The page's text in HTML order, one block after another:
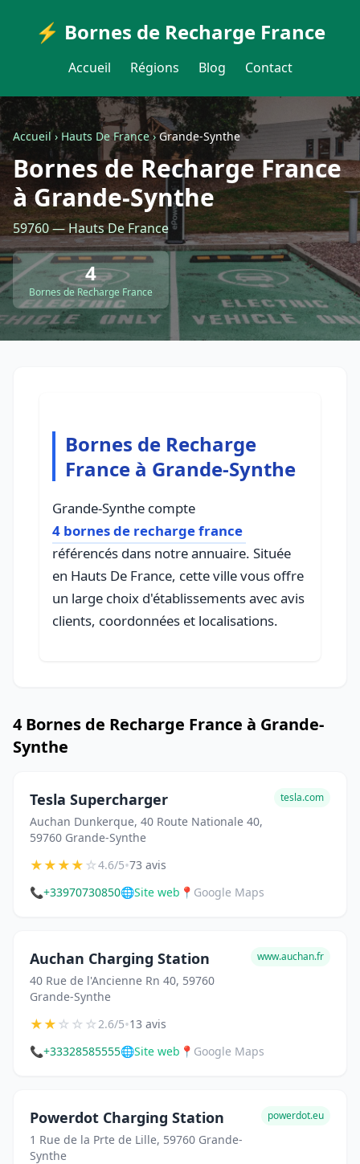
⚡ Bornes de Recharge France
Accueil Régions Blog Contact
Accueil›Hauts De France›Grande-Synthe
Bornes de Recharge France
à Grande-Synthe
59760 — Hauts De France
4
Bornes de Recharge France
Bornes de Recharge
France à Grande-Synthe
Grande-Synthe compte
4 bornes de recharge france
référencés dans notre annuaire. Située
en Hauts De France, cette ville vous offre
un large choix d'établissements avec avis
clients, coordonnées et localisations.
4 Bornes de Recharge France à Grande-
Synthe
Tesla Supercharger
Auchan Dunkerque, 40 Route Nationale 40,
59760 Grande-Synthe
tesla.com
★★★★☆4.6/5•73 avis
📞+33970730850🌐Site web 📍 Google Maps
Auchan Charging Station
40 Rue de l'Ancienne Rn 40, 59760
Grande-Synthe
www.auchan.fr
★★☆☆☆2.6/5•13 avis
📞+33328585555🌐Site web 📍 Google Maps
Powerdot Charging Station
1 Rue de la Prte de Lille, 59760 Grande-
Synthe
powerdot.eu